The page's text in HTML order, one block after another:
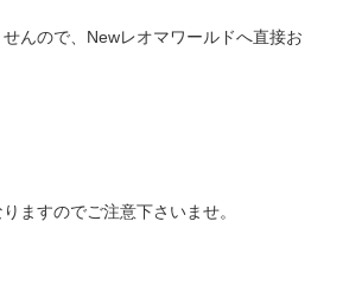
んので、Newレオマワールドへ直接お
ますのでご注意下さいませ。